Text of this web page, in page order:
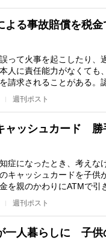
よる事故賠償を税
って火事を起こしたり、
人に責任能力がなくても
請求されることがある。
つ…
週刊ポスト
ャッシュカード 勝
症になったとき、考えな
キャッシュカードを子供
を親のかわりにATMで引
。 親…
週刊ポスト
一人暮らしに 子供